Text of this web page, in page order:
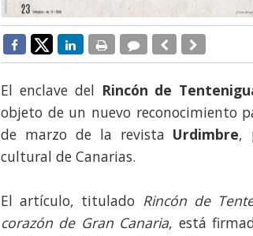
El enclave del Rincón de
objeto de un nuevo reconocimiento
de marzo de la revista Urdimbre,
cultural de Canarias.
El artículo, titulado Rincón de
corazón de Gran Canaria, está